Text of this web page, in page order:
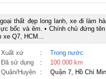
thất đẹp long lanh, xe đi làm
bốc và êm. • Chính chủ đứng
xe Q7, HCM...
Xuất xứ :
Trong nước
Đã sử dụng :
100.000 km
Quận/Huyện : Quận 7, Hồ Chí